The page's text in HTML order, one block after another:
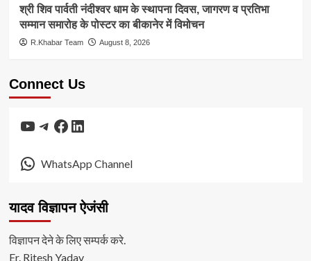
श्री शिव पार्वती नंदीश्वर धाम के स्थापना दिवस, जागरण व प्रतिभा
सम्मान समारोह के पोस्टर का बीकानेर में विमोचन
R.Khabar Team August 8, 2026
Connect Us
YouTube
Telegram
Facebook
LinkedIn
WhatsApp Channel
यादव विज्ञापन ऐजंसी
विज्ञापन देने के लिए सम्पर्क करे.
Er. Ritesh Yadav